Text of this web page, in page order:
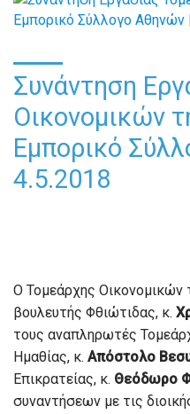
Συνάντηση
Οικονομικών
Εμπορικό
4.5.2018
Ο Τομεάρχης Οικονομικών
βουλευτής Φθιώτιδας, κ.
τους αναπληρωτές
Ημαθίας, κ. Απόστολο
Επικρατείας, κ. Θεόδωρο
συναντήσεων με τις